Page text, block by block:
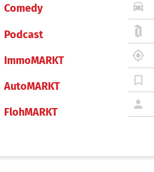
Comedy
Podcast
ImmoMARKT
AutoMARKT
FlohMARKT